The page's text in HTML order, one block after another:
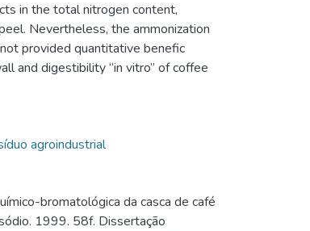
in the total nitrogen content,
Nevertheless, the ammonization
provided quantitative benefic
and digestibility “in vitro” of coffee
agroindustrial
bromatológica da casca de café
1999. 58f. Dissertação